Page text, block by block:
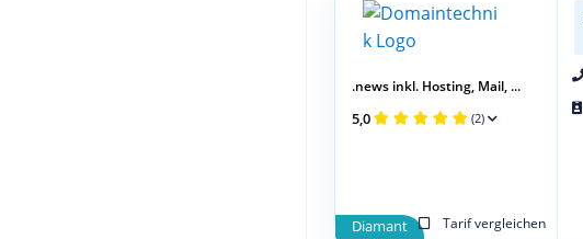
Diamant Tarif vergleichen
.news inkl. Hosting, Mail, ...
5,0 (2)